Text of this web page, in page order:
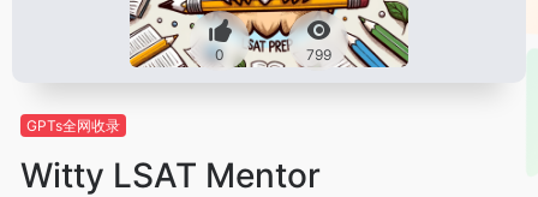
0 799
GPTs全网收录
Witty LSAT Mentor